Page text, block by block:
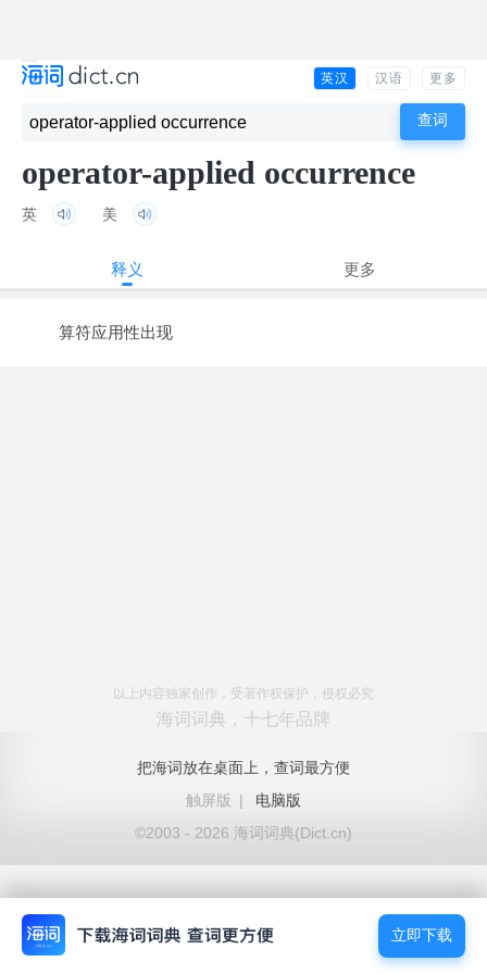
英汉 汉语 更多
operator-applied occurrence
英 美
释义 更多
算符应用性出现
以上内容独家创作，受著作权保护，侵权必究
海词词典，十七年品牌
把海词放在桌面上，查词最方便
触屏版
|
电脑版
©2003 - 2026 海词词典(Dict.cn)
立即下载
立即下载